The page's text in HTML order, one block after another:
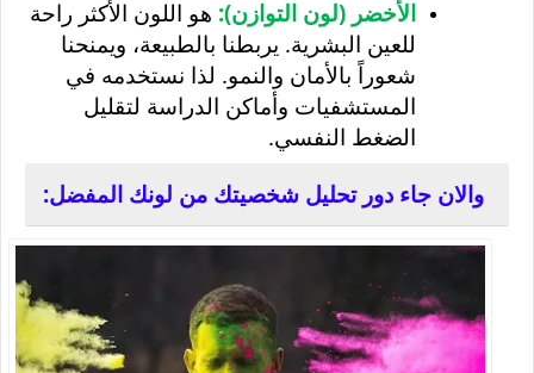
الأخضر (لون التوازن): هو اللون الأكثر راحة
للعين البشرية. يربطنا بالطبيعة، ويمنحنا
شعوراً بالأمان والنمو. لذا نستخدمه في
المستشفيات وأماكن الدراسة لتقليل
الضغط النفسي.
والان جاء دور تحليل شخصيتك من لونك المفضل: